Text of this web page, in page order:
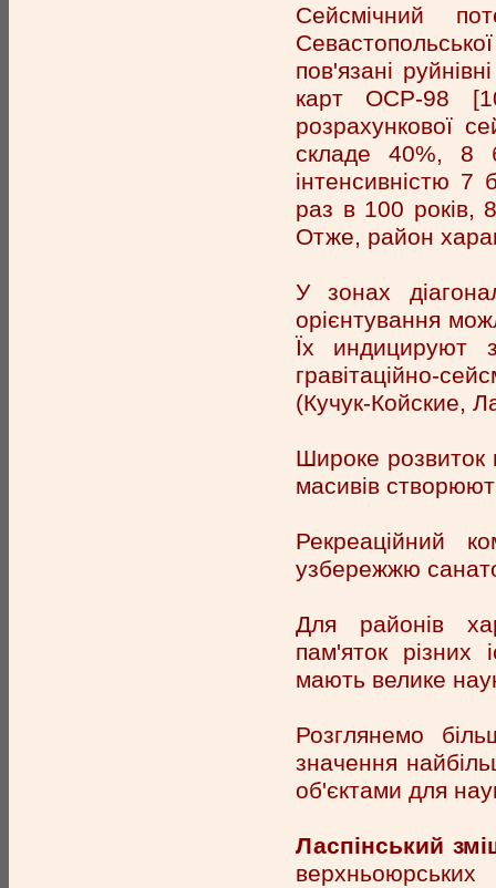
Сейсмічний
пов'язані
карт ОСР-98
розрахункової
складе 40%, 8
інтенсивністю
раз в 100 років,
Отже, район
У зонах
орієнтування
Їх индицируют
гравітаційно-
(Кучук-Койские,
Широке розвиток
масивів
Рекреаційний
узбережжю
Для районів
пам'яток різних
мають велике
Розглянемо
значення
об'єктами для
Ласпінський